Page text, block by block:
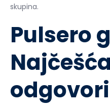
skupina.
Pulsero